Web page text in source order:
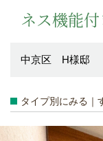
ネス機能
中京区 H様邸
タイプ別にみる｜